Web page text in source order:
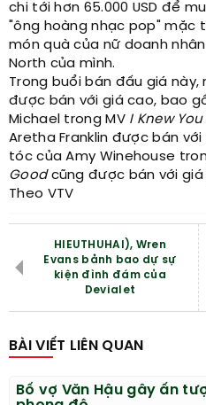
chi tới hơn 65.000 USD để
"ông hoàng nhạc pop" mặc
món quà của nữ doanh
North của mình.
Trong buổi bán đấu giá
được bán với giá cao, bao
Michael trong MV I Knew
Aretha Franklin được bán với
tóc của Amy Winehouse
Goodcũng được bán với giá
Theo VTV
HIEUTHUHAI), Wren
Evans bảnh bao dự sự
kiện đình đám của
Devialet
BÀI VIẾT LIÊN QUAN
Bố vợ Văn Hậu gây ấn